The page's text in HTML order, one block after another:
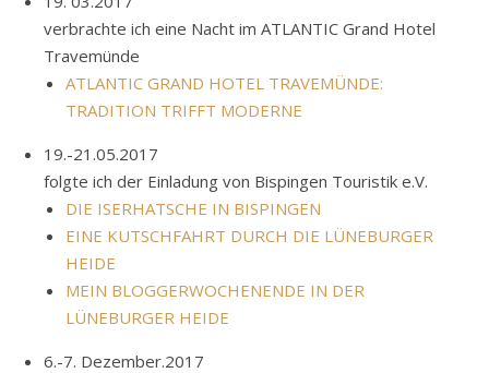
verbrachte ich eine Nacht im ATLANTIC Grand Hotel
Travemünde
ATLANTIC GRAND HOTEL TRAVEMÜNDE:
TRADITION TRIFFT MODERNE
19.-21.05.2017
folgte ich der Einladung von Bispingen Touristik e.V.
DIE ISERHATSCHE IN BISPINGEN
EINE KUTSCHFAHRT DURCH DIE LÜNEBURGER
HEIDE
MEIN BLOGGERWOCHENENDE IN DER
LÜNEBURGER HEIDE
6.-7. Dezember.2017